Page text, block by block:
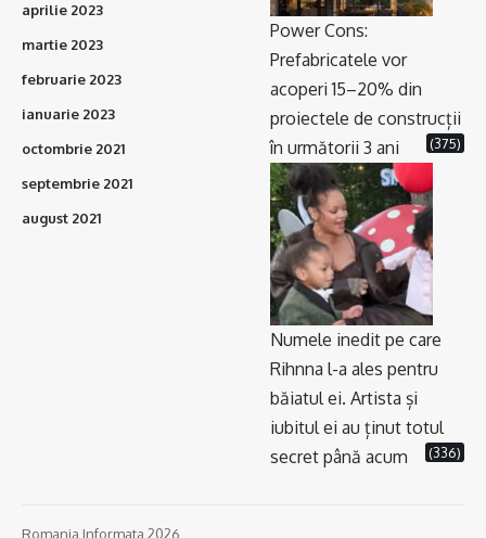
aprilie 2023
martie 2023
februarie 2023
ianuarie 2023
octombrie 2021
septembrie 2021
august 2021
Power Cons:
Prefabricatele vor
acoperi 15–20% din
proiectele de construcții
în următorii 3 ani
(375)
Numele inedit pe care
Rihnna l-a ales pentru
băiatul ei. Artista și
iubitul ei au ținut totul
secret până acum
(336)
Romania Informata 2026